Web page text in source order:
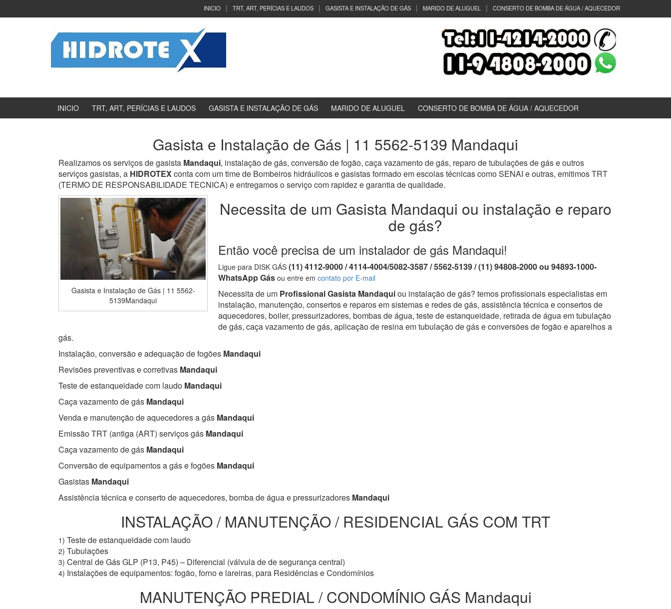
INICIO TRT, ART, PERÍCIAS E LAUDOS GASISTA E INSTALAÇÃO DE GÁS MARIDO DE ALUGUEL CONSERTO DE BOMBA DE ÁGUA / AQUECEDOR
INICIO TRT, ART, PERÍCIAS E LAUDOS GASISTA E INSTALAÇÃO DE GÁS MARIDO DE ALUGUEL CONSERTO DE BOMBA DE ÁGUA / AQUECEDOR
Gasista e Instalação de Gás | 11 5562-5139 Mandaqui
Realizamos os serviços de gasista Mandaqui, instalação de gás, conversão de fogão, caça vazamento de gás, reparo de tubulações de gás e outros
serviços gasistas, a HIDROTEXconta com um time de Bombeiros hidráulicos e gasistas formado em escolas técnicas como SENAI e outras, emitimos TRT
(TERMO DE RESPONSABILIDADE TECNICA) e entregamos o serviço com rapidez e garantia de qualidade.
Gasista e Instalação de Gás | 11 5562-
5139Mandaqui
Necessita de um Gasista Mandaqui ou instalação e reparo
de gás?
Então você precisa de um instalador de gás Mandaqui!
Ligue para DISK GÁS (11) 4112-9000 / 4114-4004/5082-3587 / 5562-5139 / (11) 94808-2000 ou 94893-1000-
WhatsApp Gás ou entre em contato por E-mail
Necessita de um Profissional Gasista Mandaquiou instalação de gás? temos profissionais especialistas em
instalação, manutenção, consertos e reparos em sistemas e redes de gás, assistência técnica e consertos de
aquecedores, boiler, pressurizadores, bombas de água, teste de estanqueidade, retirada de água em tubulação
de gás, caça vazamento de gás, aplicação de resina em tubulação de gás e conversões de fogão e aparelhos a
gás.
Instalação, conversão e adequação de fogões Mandaqui
Revisões preventivas e corretivas Mandaqui
Teste de estanqueidade com laudo Mandaqui
Caça vazamento de gás Mandaqui
Venda e manutenção de aquecedores a gás Mandaqui
Emissão TRT (antiga (ART) serviços gás Mandaqui
Caça vazamento de gás Mandaqui
Conversão de equipamentos a gás e fogões Mandaqui
Gasistas Mandaqui
Assistência técnica e conserto de aquecedores, bomba de água e pressurizadores Mandaqui
INSTALAÇÃO / MANUTENÇÃO / RESIDENCIAL GÁS COM TRT
1) Teste de estanqueidade com laudo
2) Tubulações
3) Central de Gás GLP (P13, P45) – Diferencial (válvula de de segurança central)
4) Instalações de equipamentos: fogão, forno e lareiras, para Residências e Condomínios
MANUTENÇÃO PREDIAL / CONDOMÍNIO GÁS Mandaqui